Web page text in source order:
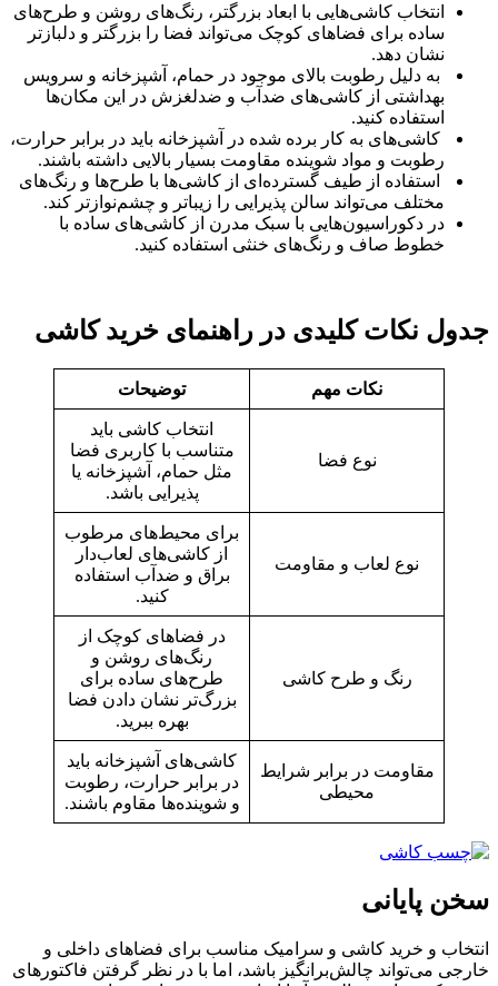
انتخاب کاشی‌هایی با ابعاد بزرگتر، رنگ‌های روشن و طرح‌های
ساده برای فضاهای کوچک می‌تواند فضا را بزرگتر و دلبازتر
نشان دهد.
به دلیل رطوبت بالای موجود در حمام، آشپزخانه و سرویس
بهداشتی از کاشی‌های ضدآب و ضدلغزش در این مکان‌ها
استفاده کنید.
کاشی‌های به کار برده شده در آشپزخانه باید در برابر حرارت،
رطوبت و مواد شوینده مقاومت بسیار بالایی داشته باشند.
استفاده از طیف گسترده‌ای از کاشی‌ها با طرح‌ها و رنگ‌های
مختلف می‌تواند سالن پذیرایی را زیباتر و چشم‌نوازتر کند.
در دکوراسیون‌هایی با سبک مدرن از کاشی‌های ساده با
خطوط صاف و رنگ‌های خنثی استفاده کنید.
جدول نکات کلیدی در راهنمای خرید کاشی
نکات مهم توضیحات
نوع فضا
انتخاب کاشی باید
متناسب با کاربری فضا
مثل حمام، آشپزخانه یا
پذیرایی باشد.
نوع لعاب و مقاومت
برای محیط‌های مرطوب
از کاشی‌های لعاب‌دار
براق و ضدآب استفاده
کنید.
رنگ و طرح کاشی
در فضاهای کوچک از
رنگ‌های روشن و
طرح‌های ساده برای
بزرگ‌تر نشان دادن فضا
بهره ببرید.
مقاومت در برابر شرایط
محیطی
کاشی‌های آشپزخانه باید
در برابر حرارت، رطوبت
و شوینده‌ها مقاوم باشند.
سخن پایانی
انتخاب و خرید کاشی و سرامیک مناسب برای فضاهای داخلی و
خارجی می‌تواند چالش‌برانگیز باشد، اما با در نظر گرفتن فاکتورهای